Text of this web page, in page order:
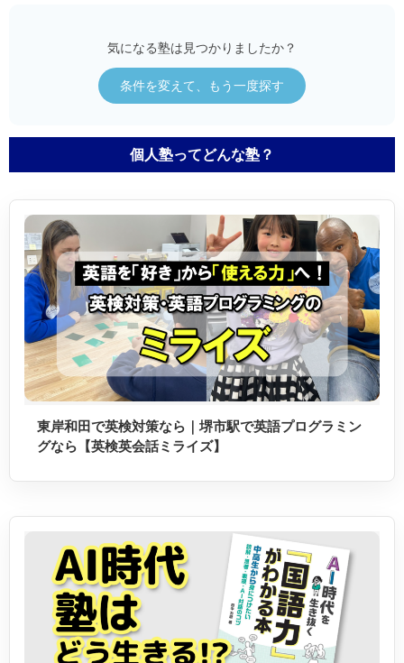
気になる塾は見つかりましたか？
条件を変えて、もう一度探す
個人塾ってどんな塾？
東岸和田で英検対策なら｜堺市駅で英語プログラミン
グなら【英検英会話ミライズ】